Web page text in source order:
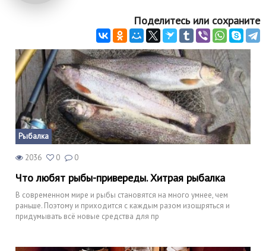
Поделитесь или сохраните
Рыбалка
2036 0 0
Что любят рыбы-привереды. Хитрая рыбалка
В современном мире и рыбы становятся на много умнее, чем
раньше. Поэтому и приходится с каждым разом изощряться и
придумывать всё новые средства для пр